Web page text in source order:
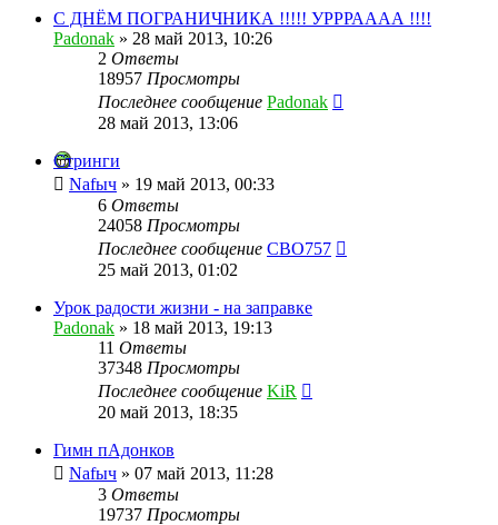
С ДНЁМ ПОГРАНИЧНИКА !!!!! УРРРАААА !!!!
Padonak » 28 май 2013, 10:26
2 Ответы
18957 Просмотры
Последнее сообщение Padonak
28 май 2013, 13:06
Стринги
Nafыч » 19 май 2013, 00:33
6 Ответы
24058 Просмотры
Последнее сообщение CBO757
25 май 2013, 01:02
Урок радости жизни - на заправке
Padonak » 18 май 2013, 19:13
11 Ответы
37348 Просмотры
Последнее сообщение KiR
20 май 2013, 18:35
Гимн пАдонков
Nafыч » 07 май 2013, 11:28
3 Ответы
19737 Просмотры